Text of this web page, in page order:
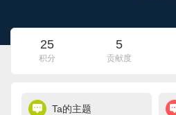
25
积分
5
贡献度
Ta的主题